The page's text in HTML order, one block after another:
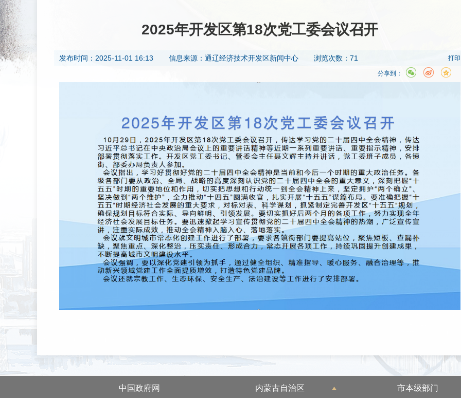
2025年开发区第18次党工委会议召开
发布时间： 2025-11-01 16:13 信息来源： 通辽经济技术开发区新闻中心 浏览次数：71 打印
分享到：
中国政府网 内蒙古自治区 市本级部门